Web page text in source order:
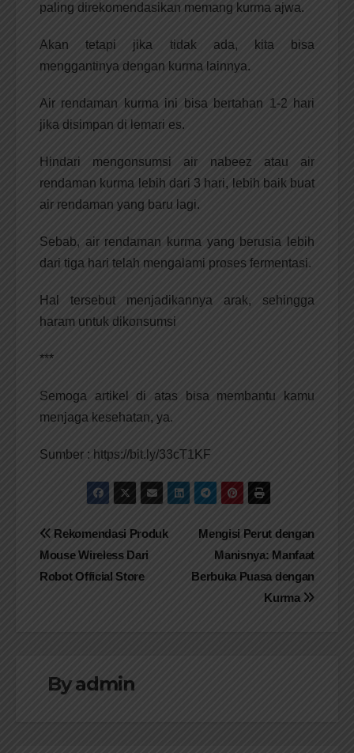
paling direkomendasikan memang kurma ajwa.
Akan tetapi jika tidak ada, kita bisa
menggantinya dengan kurma lainnya.
Air rendaman kurma ini bisa bertahan 1-2 hari
jika disimpan di lemari es.
Hindari mengonsumsi air nabeez atau air
rendaman kurma lebih dari 3 hari, lebih baik buat
air rendaman yang baru lagi.
Sebab, air rendaman kurma yang berusia lebih
dari tiga hari telah mengalami proses fermentasi.
Hal tersebut menjadikannya arak, sehingga
haram untuk dikonsumsi
***
Semoga artikel di atas bisa membantu kamu
menjaga kesehatan, ya.
Sumber : https://bit.ly/33cT1KF
Navigasi
pos
Mengisi Perut dengan
Manisnya: Manfaat
Berbuka Puasa dengan
Kurma
Rekomendasi Produk
Mouse Wireless Dari
Robot Official Store
Byadmin